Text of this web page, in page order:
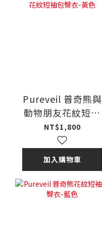
Pureveil 普奇熊與
動物朋友花紋短袖
包臀衣-黃色
NT$1,800
加入購物車